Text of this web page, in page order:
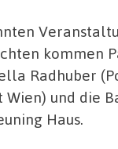
kommen
Radhuber
und die
Haus.